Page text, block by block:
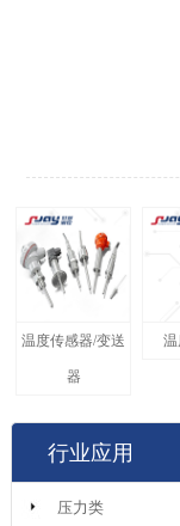
温度传感器/变送
器
温
行业应用
压力类